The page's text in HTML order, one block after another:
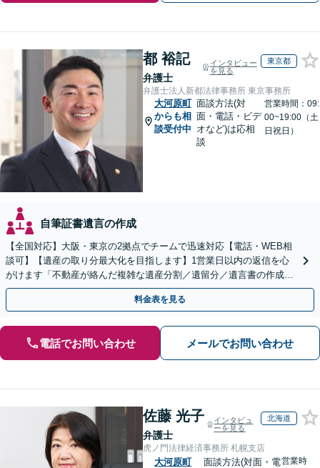
都 裕記
弁護士
インタビュー
を見る
東京都
弁護士法人新都法律事務所 東京事務所
大河原町
からも相
談受付中
面談方法(対
面・電話・ビデ
オなど)は応相
談
営業時間：09:
00~19:00（土
日祝日）
自筆証書遺言の作成
【全国対応】大阪・東京の2拠点でチームで迅速対応【電話・WEB相
談可】【遺産の取り分最大化を目指します】1営業日以内の返信を心
がけます「不動産が絡んだ複雑な遺産分割／遺留分／遺言書の作成・
執行／事業承継など、お任せください」【休日相談あり】
料金表を見る
電話でお問い合わせ メールでお問い合わせ
佐藤 光子
弁護士
インタビュ
ーを見る
北海道
虎ノ門法律経済事務所 札幌支店
大河原町
面談方法(対面・電営業時